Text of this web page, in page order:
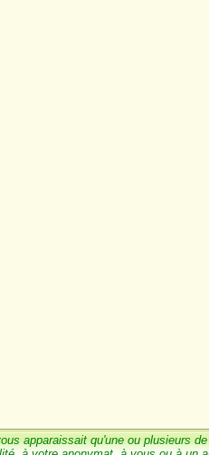
apparaissait qu'une ou plusieurs